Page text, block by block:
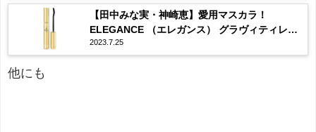
【田中みな実・神崎恵】愛用マスカラ！
ELEGANCE （エレガンス） グラヴィティレス
マスカラ ってどんな？
2023.7.25
他にも